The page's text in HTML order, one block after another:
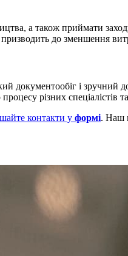
а також приймати
до зменшення
документообіг і зручний
різних
контакти у формі. Наш